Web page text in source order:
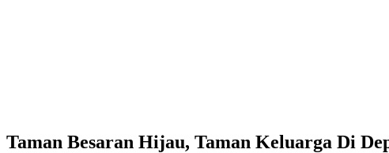
Taman Besaran Hijau, Taman Keluarga Di